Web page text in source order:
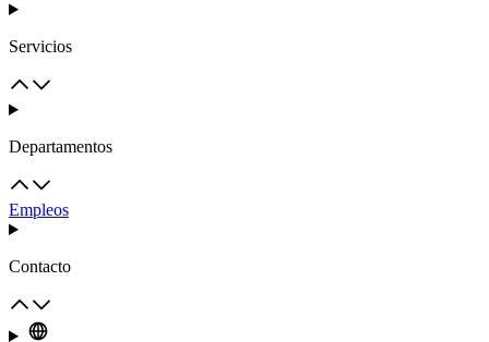
Servicios
Departamentos
Empleos
Contacto